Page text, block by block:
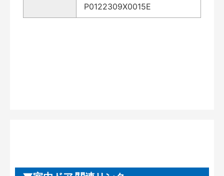
P0122309X0015E